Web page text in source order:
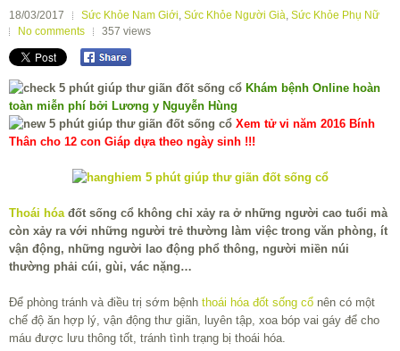
18/03/2017 Sức Khỏe Nam Giới, Sức Khỏe Người Già, Sức Khỏe Phụ Nữ
No comments
357 views
Khám bệnh Online hoàn
toàn miễn phí bởi Lương y Nguyễn Hùng
Xem tử vi năm 2016 Bính
Thân cho 12 con Giáp dựa theo ngày sinh !!!
Thoái hóađốt sống cổ không chỉ xảy ra ở những người cao tuổi mà
còn xảy ra với những người trẻ thường làm việc trong văn phòng, ít
vận động, những người lao động phổ thông, người miền núi
thường phải cúi, gùi, vác nặng…
Để phòng tránh và điều trị sớm bệnh thoái hóa đốt sống cổ nên có một
chế độ ăn hợp lý, vận động thư giãn, luyên tập, xoa bóp vai gáy để cho
máu được lưu thông tốt, tránh tình trạng bị thoái hóa.